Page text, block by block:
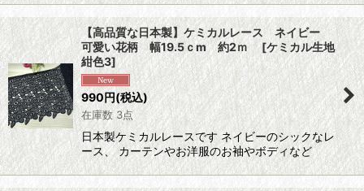
【高品質な日本製】ケミカルレース ネイビー
可愛い花柄 幅19.5ｃm 約2ｍ [ケミカル生地
紺色3]
990円(税込)
在庫数 3点
日本製ケミカルレースです ネイビーのシックなレ
ース、 カーテンやお洋服のお袖やボディなど